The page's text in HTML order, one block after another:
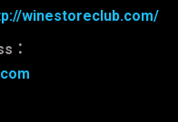
winestoreclub.com/
：